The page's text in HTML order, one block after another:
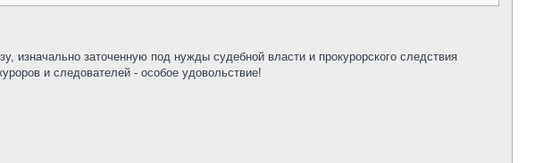
изначально заточенную под нужды судебной власти и прокурорского следствия
и следователей - особое удовольствие!